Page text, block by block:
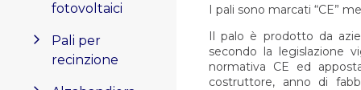
fotovoltaici
Pali per
recinzione
I pali sono marcati “CE”
Il palo è prodotto da
secondo la legislazione
normativa CE ed
costruttore, anno di